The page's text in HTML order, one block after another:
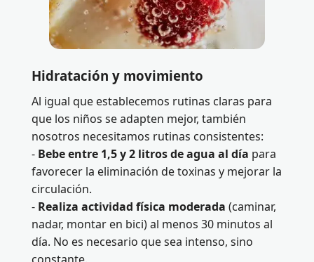
Hidratación y movimiento
Al igual que establecemos rutinas claras para
que los niños se adapten mejor, también
nosotros necesitamos rutinas consistentes:
- Bebe entre 1,5 y 2 litros de agua al día para
favorecer la eliminación de toxinas y mejorar la
circulación.
- Realiza actividad física moderada (caminar,
nadar, montar en bici) al menos 30 minutos al
día. No es necesario que sea intenso, sino